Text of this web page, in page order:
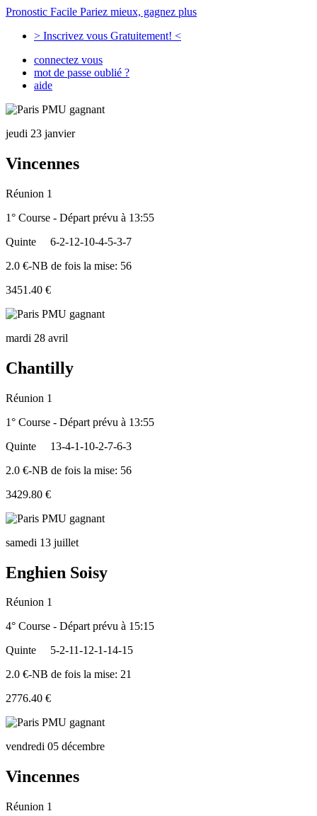
Pronostic Facile Pariez mieux, gagnez plus
> Inscrivez vous Gratuitement! <
connectez vous
mot de passe oublié ?
aide
jeudi 23 janvier
Vincennes
Réunion 1
1° Course - Départ prévu à 13:55
Quinte
6-2-12-10-4-5-3-7
2.0 €-NB de fois la mise: 56
3451.40 €
mardi 28 avril
Chantilly
Réunion 1
1° Course - Départ prévu à 13:55
Quinte
13-4-1-10-2-7-6-3
2.0 €-NB de fois la mise: 56
3429.80 €
samedi 13 juillet
Enghien Soisy
Réunion 1
4° Course - Départ prévu à 15:15
Quinte
5-2-11-12-1-14-15
2.0 €-NB de fois la mise: 21
2776.40 €
vendredi 05 décembre
Vincennes
Réunion 1